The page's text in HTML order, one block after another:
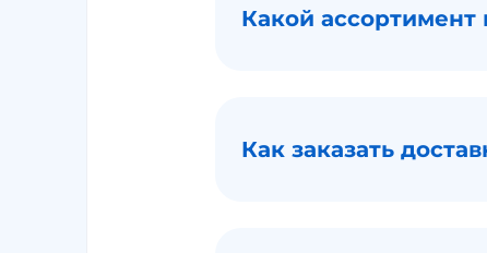
Какой ассортимент
Как заказать